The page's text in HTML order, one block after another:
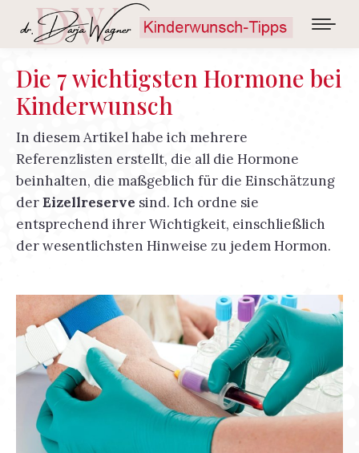
Die 7 wichtigsten Hormone bei
Kinderwunsch
In diesem Artikel habe ich mehrere
Referenzlisten erstellt, die all die Hormone
beinhalten, die maßgeblich für die Einschätzung
derEizellreserve sind. Ich ordne sie
entsprechend ihrer Wichtigkeit, einschließlich
der wesentlichsten Hinweise zu jedem Hormon.